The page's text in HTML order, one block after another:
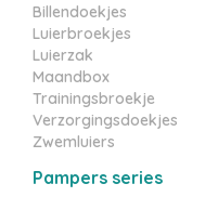
Billendoekjes
Luierbroekjes
Luierzak
Maandbox
Trainingsbroekje
Verzorgingsdoekjes
Zwemluiers
Pampers series